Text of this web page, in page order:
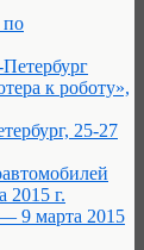
по
к роботу»,
25-27
2015 г.
9 марта 2015